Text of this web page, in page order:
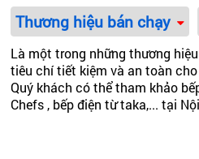
Thương hiệu bán chạy
Là một trong những thương
tiêu chí tiết kiệm và an toàn
Quý khách có thể tham khảo
Chefs , bếp điện từ taka,... tại